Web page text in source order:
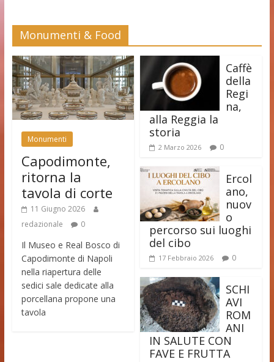
Monumenti & Food
Monumenti
Capodimonte,
ritorna la
tavola di corte
11 Giugno 2026
redazionale
0
Il Museo e Real Bosco di
Capodimonte di Napoli
nella riapertura delle
sedici sale dedicate alla
porcellana propone una
tavola
Caffè
della
Regi
na,
alla Reggia la
storia
2 Marzo 2026 0
Ercol
ano,
nuov
o
percorso sui luoghi
del cibo
17 Febbraio 2026 0
SCHI
AVI
ROM
ANI
IN SALUTE CON
FAVE E FRUTTA